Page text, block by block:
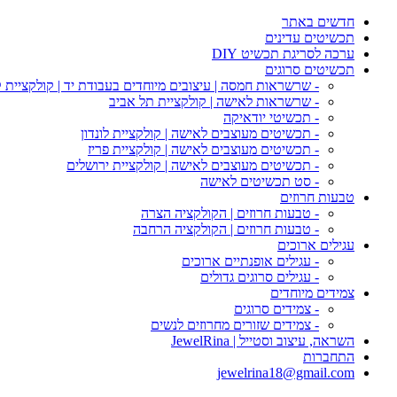
חדשים באתר
תכשיטים עדינים
ערכה לסריגת תכשיט DIY
תכשיטים סרוגים
- שרשראות חמסה | עיצובים מיוחדים בעבודת יד | קולקציית
- שרשראות לאישה | קולקציית תל אביב
- תכשיטי יודאיקה
- תכשיטים מעוצבים לאישה | קולקציית לונדון
- תכשיטים מעוצבים לאישה | קולקציית פריז
- תכשיטים מעוצבים לאישה | קולקציית ירושלים
- סט תכשיטים לאישה
טבעות חרוזים
- טבעות חרוזים | הקולקציה הצרה
- טבעות חרוזים | הקולקציה הרחבה
עגילים ארוכים
- עגילים אופנתיים ארוכים
- עגילים סרוגים גדולים
צמידים מיוחדים
- צמידים סרוגים
- צמידים שזורים מחרוזים לנשים
השראה, עיצוב וסטייל | JewelRina
התחברות
jewelrina18@gmail.com